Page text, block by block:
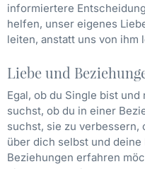
informiertere
helfen, unser eigenes
leiten, anstatt uns von ihm
Liebe und
Egal, ob du Single bist
suchst, ob du in einer
suchst, sie zu
über dich selbst und
Beziehungen erfahren